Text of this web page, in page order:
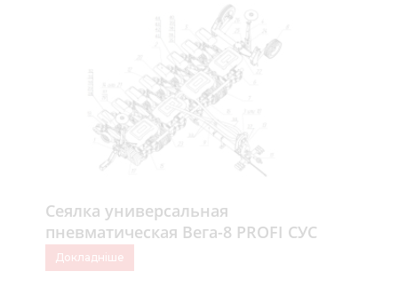
Сеялка универсальная
пневматическая Вега-8 PROFI СУС
00.000
Докладніше